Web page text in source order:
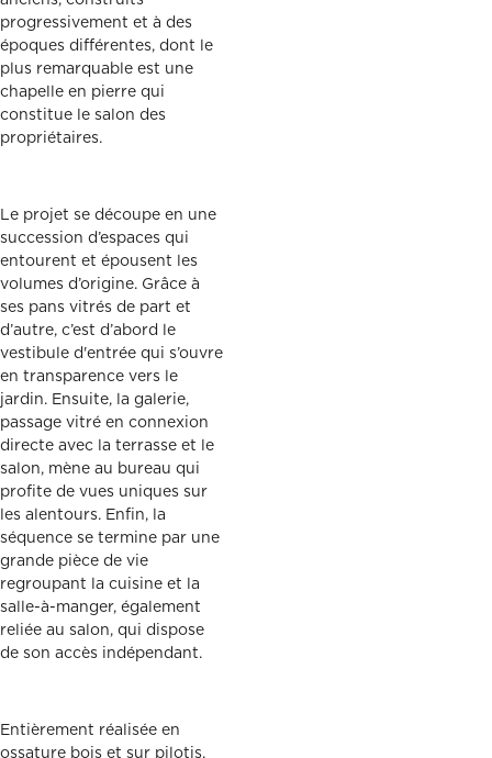
progressivement et à des
époques différentes, dont le
plus remarquable est une
chapelle en pierre qui
constitue le salon des
propriétaires.
Le projet se découpe en une
succession d’espaces qui
entourent et épousent les
volumes d’origine. Grâce à
ses pans vitrés de part et
d’autre, c’est d’abord le
vestibule d'entrée qui s’ouvre
en transparence vers le
jardin. Ensuite, la galerie,
passage vitré en connexion
directe avec la terrasse et le
salon, mène au bureau qui
profite de vues uniques sur
les alentours. Enfin, la
séquence se termine par une
grande pièce de vie
regroupant la cuisine et la
salle-à-manger, également
reliée au salon, qui dispose
de son accès indépendant.
Entièrement réalisée en
ossature bois et sur pilotis,